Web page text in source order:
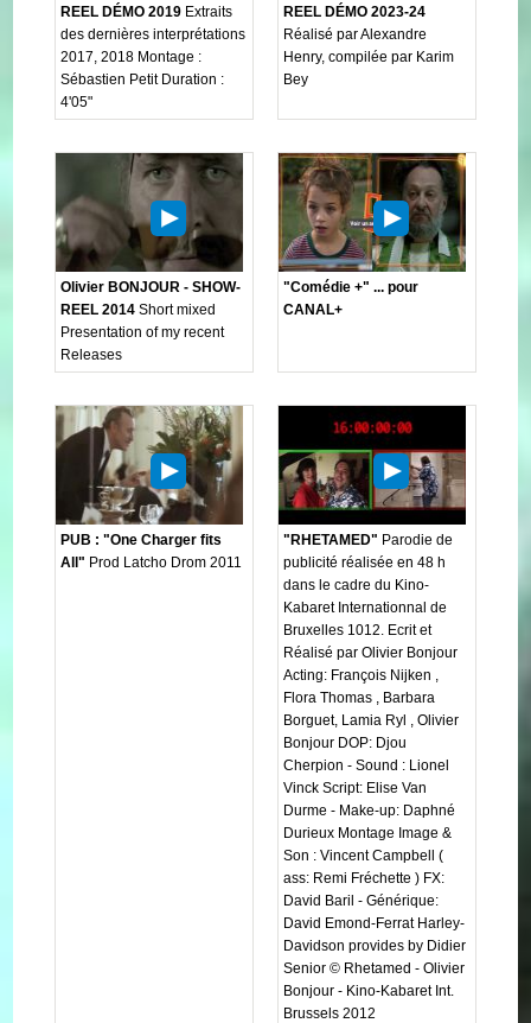
REEL DÉMO 2019 Extraits
des dernières interprétations
2017, 2018 Montage :
Sébastien Petit Duration :
4'05"
REEL DÉMO 2023-24
Réalisé par Alexandre
Henry, compilée par Karim
Bey
Olivier BONJOUR - SHOW-
REEL 2014 Short mixed
Presentation of my recent
Releases
"Comédie +" ... pour
CANAL+
PUB : "One Charger fits
All" Prod Latcho Drom 2011
"RHETAMED" Parodie de
publicité réalisée en 48 h
dans le cadre du Kino-
Kabaret Internationnal de
Bruxelles 1012. Ecrit et
Réalisé par Olivier Bonjour
Acting: François Nijken ,
Flora Thomas , Barbara
Borguet, Lamia Ryl , Olivier
Bonjour DOP: Djou
Cherpion - Sound : Lionel
Vinck Script: Elise Van
Durme - Make-up: Daphné
Durieux Montage Image &
Son : Vincent Campbell (
ass: Remi Fréchette ) FX:
David Baril - Générique:
David Emond-Ferrat Harley-
Davidson provides by Didier
Senior © Rhetamed - Olivier
Bonjour - Kino-Kabaret Int.
Brussels 2012